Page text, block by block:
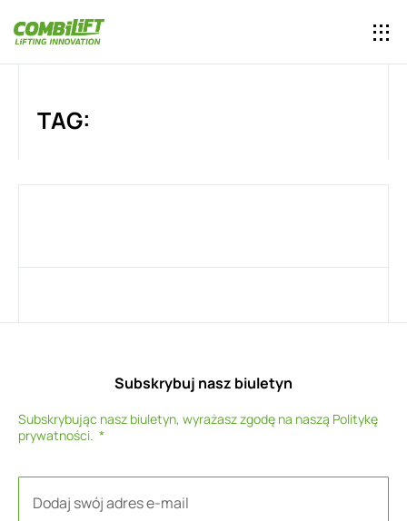
TAG:
Subskrybuj nasz biuletyn
Subskrybując nasz biuletyn, wyrażasz zgodę na naszą Politykę
prywatności.